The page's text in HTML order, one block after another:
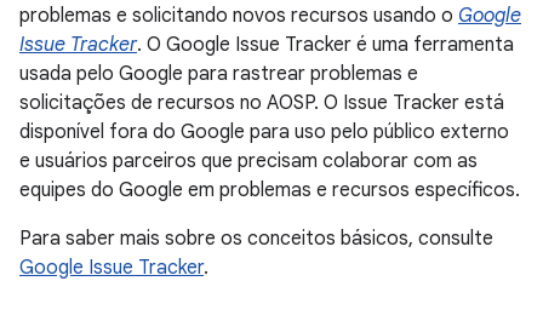
problemas e solicitando novos recursos usando o Google
Issue Tracker. O Google Issue Tracker é uma ferramenta
usada pelo Google para rastrear problemas e
solicitações de recursos no AOSP. O Issue Tracker está
disponível fora do Google para uso pelo público externo
e usuários parceiros que precisam colaborar com as
equipes do Google em problemas e recursos específicos.
Para saber mais sobre os conceitos básicos, consulte
Google Issue Tracker.